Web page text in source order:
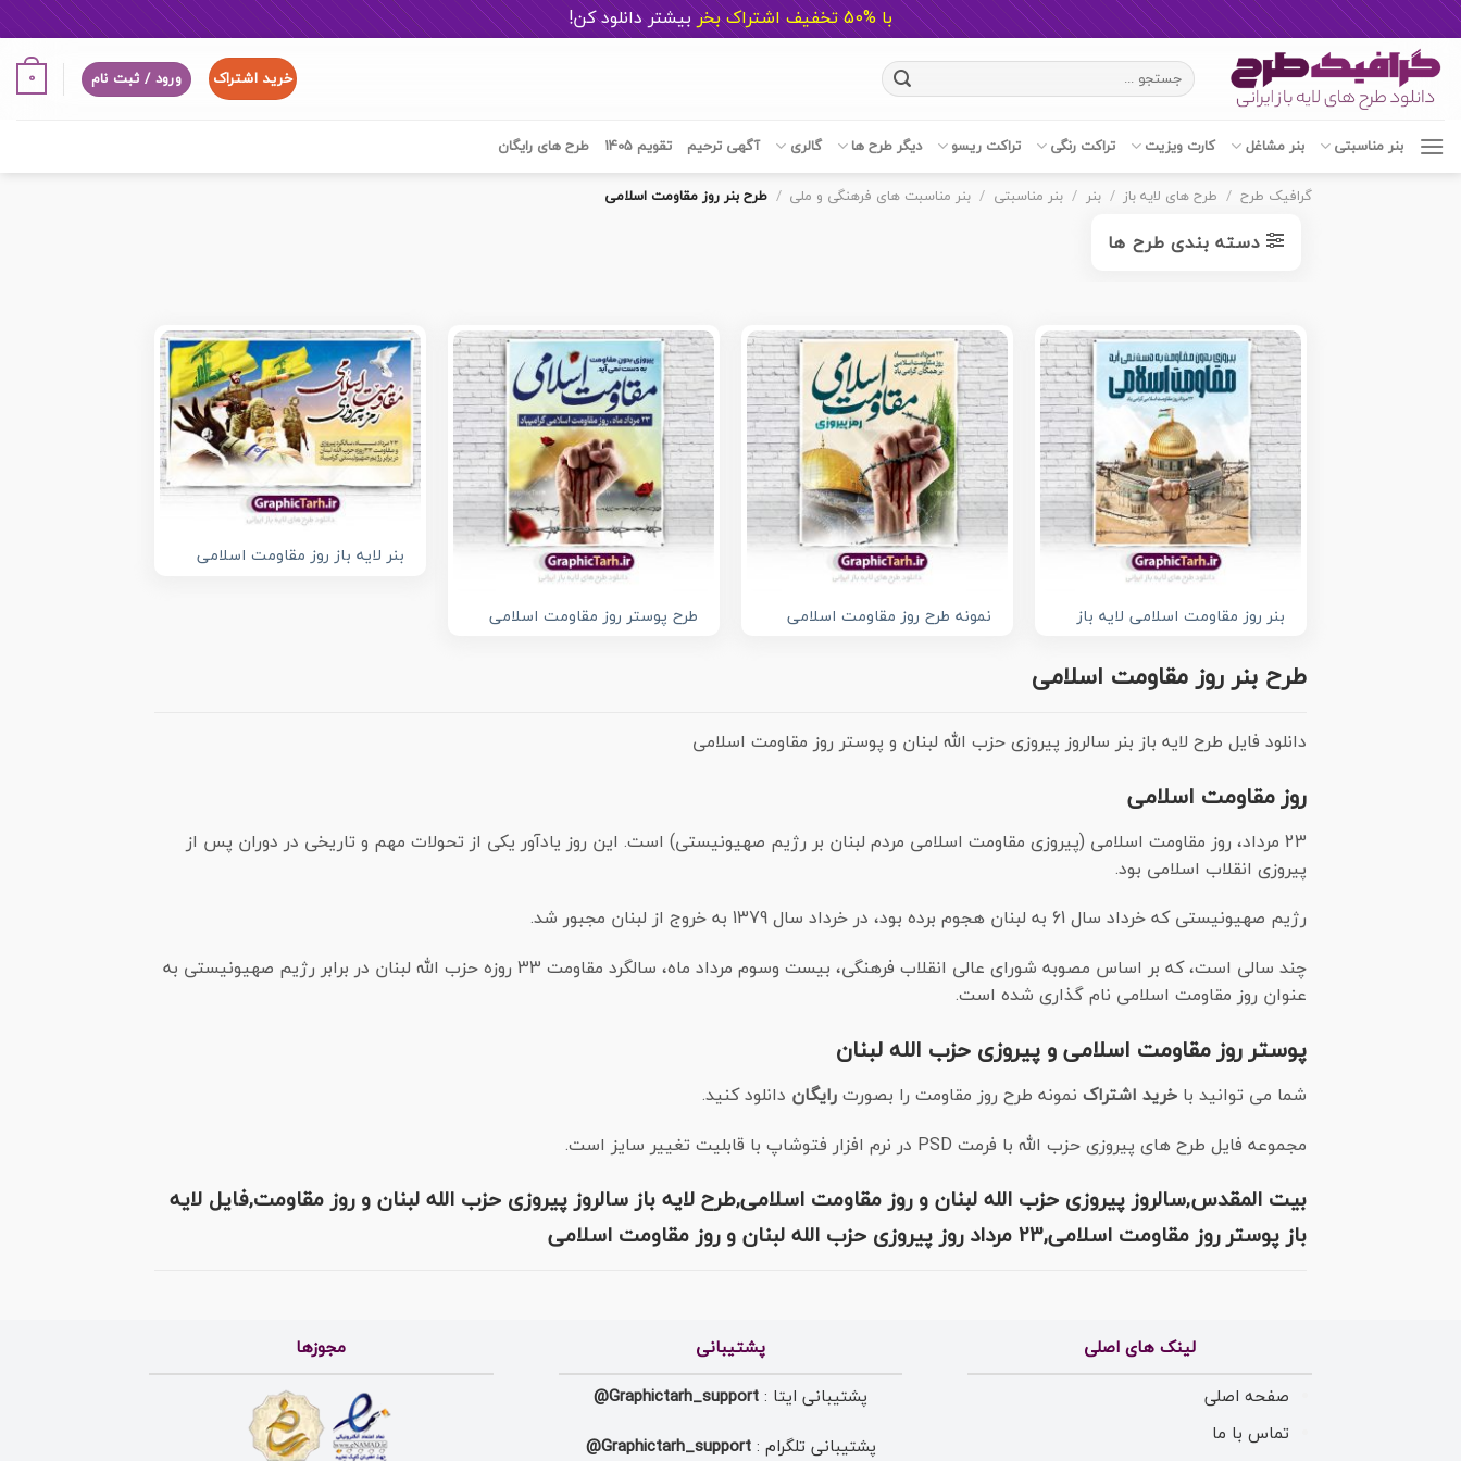
با %50 تخفیف اشتراک بخر بیشتر دانلود کن!
content
جستجو
برای:
خرید اشتراک ورود / ثبت نام 0
بنر مناسبتی بنر مشاغل کارت ویزیت تراکت رنگی تراکت ریسو دیگر طرح ها گالری آگهی ترحیم تقویم 1405 طرح های رایگان
گرافیک طرح / طرح های لایه باز / بنر / بنر مناسبتی / بنر مناسبت های فرهنگی و ملی / طرح بنر روز مقاومت اسلامی
دسته بندی طرح ها
بنر روز مقاومت اسلامی لایه باز نمونه طرح روز مقاومت اسلامی طرح پوستر روز مقاومت اسلامی
بنر لایه باز روز مقاومت اسلامی
طرح بنر روز مقاومت اسلامی
دانلود فایل طرح لایه باز بنر سالروز پیروزی حزب الله لبنان و پوستر روز مقاومت اسلامی
روز مقاومت اسلامی
23 مرداد، روز مقاومت اسلامی (پیروزی مقاومت اسلامی مردم لبنان بر رژیم صهیونیستی) است. این روز یادآور یکی از تحولات مهم و تاریخی در دوران پس از
پیروزی انقلاب اسلامی بود.
رژیم صهیونیستی که خرداد سال 61 به لبنان هجوم برده بود، در خرداد سال 1379 به خروج از لبنان مجبور شد.
چند سالی است،​ که بر اساس مصوبه شورای عالی انقلاب فرهنگی، بیست وسوم مرداد ماه، سالگرد مقاومت 33 روزه حزب الله لبنان در برابر رژیم صهیونیستی به
عنوان روز مقاومت اسلامی نام گذاری شده است.
پوستر روز مقاومت اسلامی و پیروزی حزب الله لبنان
شما می توانید با خرید اشتراک نمونه طرح روز مقاومت را بصورت رایگان دانلود کنید.
مجموعه فایل طرح های پیروزی حزب الله با فرمت PSD در نرم افزار فتوشاپ با قابلیت تغییر سایز است.
بیت المقدس,سالروز پیروزی حزب الله لبنان و روز مقاومت اسلامی,طرح لایه باز سالروز پیروزی حزب الله لبنان و روز مقاومت,فایل لایه
باز پوستر روز مقاومت اسلامی,23 مرداد روز پیروزی حزب الله لبنان و روز مقاومت اسلامی
لینک های اصلی
صفحه اصلی
تماس با ما
پشتیبانی
پشتیبانی ایتا : Graphictarh_support@
پشتیبانی تلگرام :Graphictarh_support@
مجوزها